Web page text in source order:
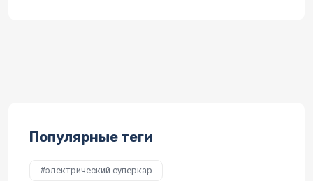
Популярные теги
электрический суперкар